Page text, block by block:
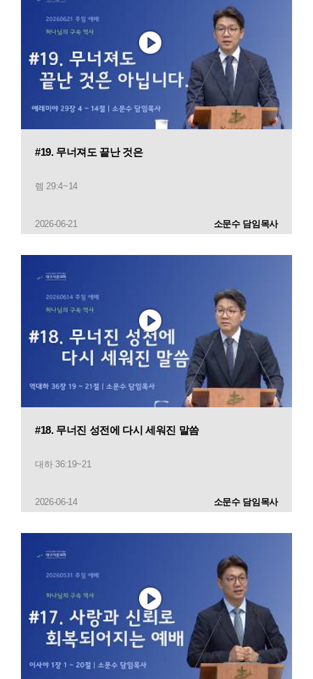
#19. 무너져도 끝난 것은
렘 29:4~14
2026-06-21 소문수 담임목사
#18. 무너진 성전에 다시 세워진 말씀
대하 36:19~21
2026-06-14 소문수 담임목사